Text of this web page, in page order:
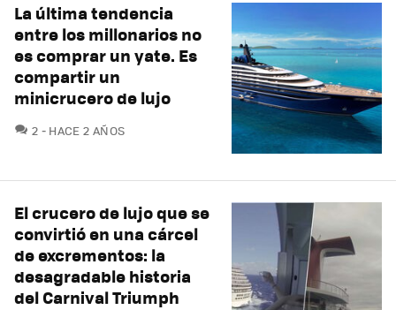
La última tendencia
entre los millonarios no
es comprar un yate. Es
compartir un
minicrucero de lujo
2 COMENTARIOS
HACE 2 AÑOS
El crucero de lujo que se
convirtió en una cárcel
de excrementos: la
desagradable historia
del Carnival Triumph